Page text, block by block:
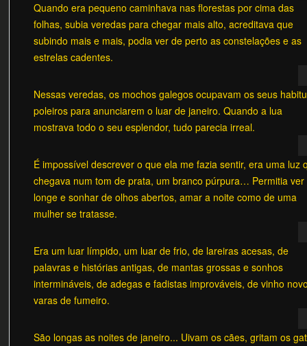
Quando era pequeno caminhava nas florestas por cima das
folhas, subia veredas para chegar mais alto, acreditava que
subindo mais e mais, podia ver de perto as constelações e as
estrelas cadentes.
Nessas veredas, os mochos galegos ocupavam os seus
poleiros para anunciarem o luar de janeiro. Quando a lua
mostrava todo o seu esplendor, tudo parecia irreal.
É impossível descrever o que ela me fazia sentir, era uma luz
chegava num tom de prata, um branco púrpura… Permitia ver
longe e sonhar de olhos abertos, amar a noite como de uma
mulher se tratasse.
Era um luar límpido, um luar de frio, de lareiras acesas, de
palavras e histórias antigas, de mantas grossas e sonhos
intermináveis, de adegas e fadistas improváveis, de vinho
varas de fumeiro.
São longas as noites de janeiro... Uivam os cães, gritam os